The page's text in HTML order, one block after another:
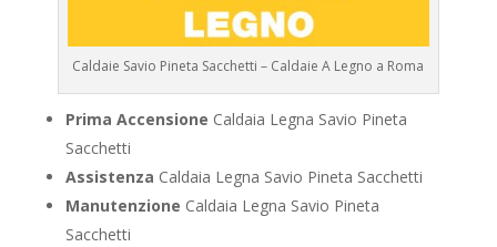
Caldaie Savio Pineta Sacchetti – Caldaie A Legno a Roma
Prima Accensione Caldaia Legna Savio Pineta
Sacchetti
Assistenza Caldaia Legna Savio Pineta Sacchetti
Manutenzione Caldaia Legna Savio Pineta
Sacchetti